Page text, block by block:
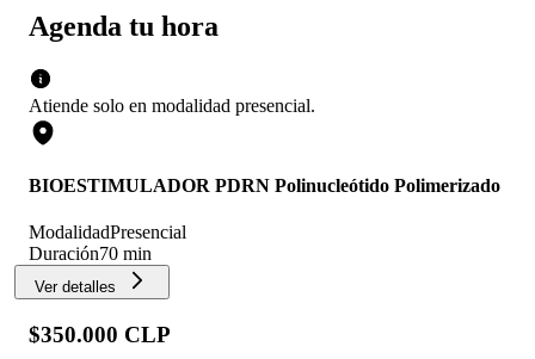
Agenda tu hora
Atiende solo en modalidad presencial.
BIOESTIMULADOR PDRN Polinucleótido Polimerizado
ModalidadPresencial
Duración70 min
Ver detalles
$350.000 CLP